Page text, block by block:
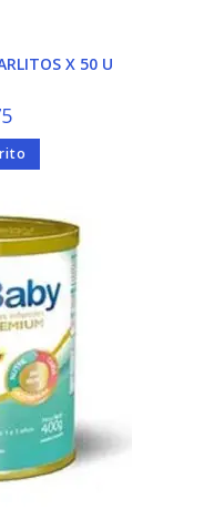
X 50 U
precio
actual
es:
$1.75.